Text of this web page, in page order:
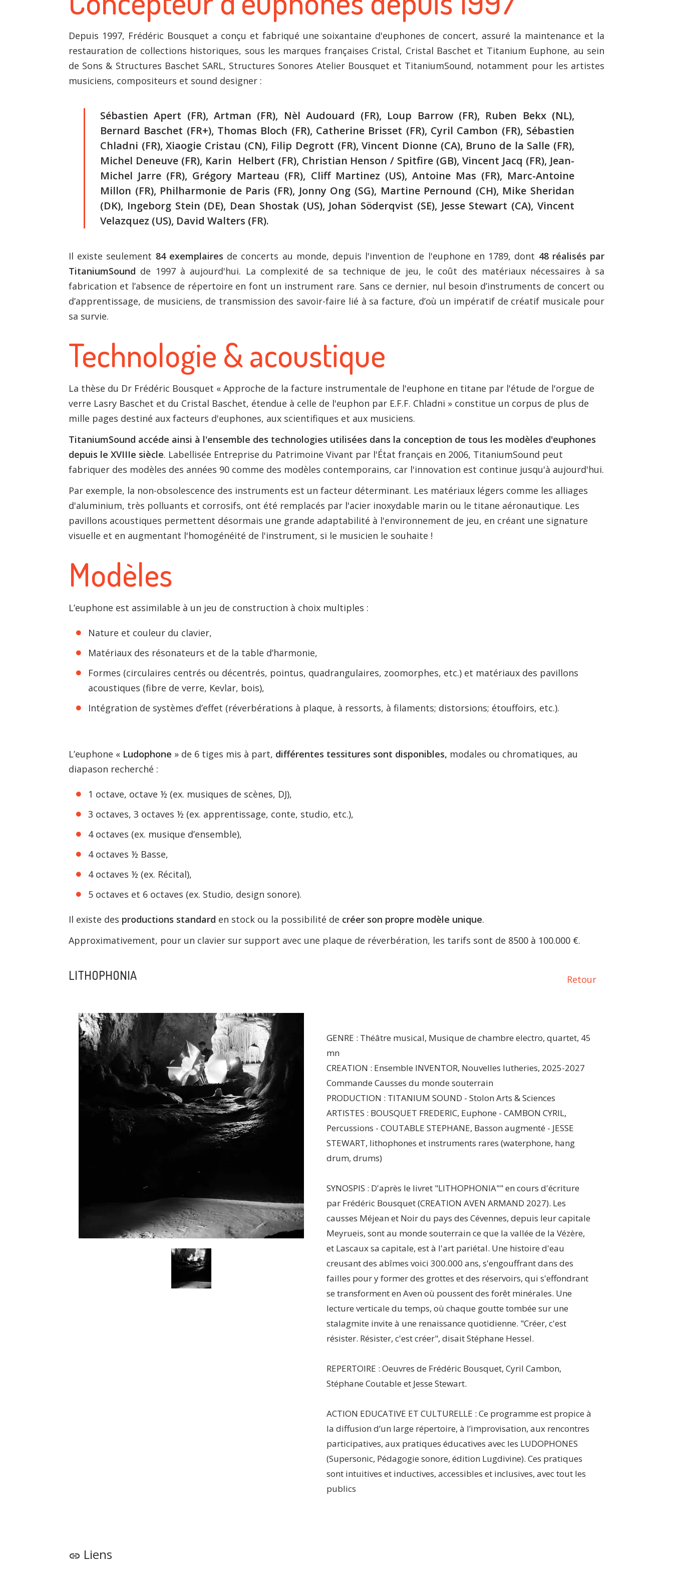
Depuis 1997, Frédéric Bousquet a conçu et fabriqué une soixantaine d'euphones de concert, assuré la maintenance et la
restauration de collections historiques, sous les marques françaises Cristal, Cristal Baschet et Titanium Euphone, au sein
de Sons & Structures Baschet SARL, Structures Sonores Atelier Bousquet et TitaniumSound, notamment pour les artistes
musiciens, compositeurs et sound designer :
Sébastien Apert (FR), Artman (FR), Nèl Audouard (FR), Loup Barrow (FR), Ruben Bekx (NL),
Bernard Baschet (FR+), Thomas Bloch (FR), Catherine Brisset (FR), Cyril Cambon (FR), Sébastien
Chladni (FR), Xiaogie Cristau (CN), Filip Degrott (FR), Vincent Dionne (CA), Bruno de la Salle (FR),
Michel Deneuve (FR), Karin Helbert (FR), Christian Henson / Spitfire (GB), Vincent Jacq (FR), Jean-
Michel Jarre (FR), Grégory Marteau (FR), Cliff Martinez (US), Antoine Mas (FR), Marc-Antoine
Millon (FR), Philharmonie de Paris (FR), Jonny Ong (SG), Martine Pernound (CH), Mike Sheridan
(DK), Ingeborg Stein (DE), Dean Shostak (US), Johan Söderqvist (SE), Jesse Stewart (CA), Vincent
Velazquez (US), David Walters (FR).
Il existe seulement 84 exemplaires de concerts au monde, depuis l'invention de l'euphone en 1789, dont 48 réalisés par
TitaniumSound de 1997 à aujourd'hui. La complexité de sa technique de jeu, le coût des matériaux nécessaires à sa
fabrication et l’absence de répertoire en font un instrument rare. Sans ce dernier, nul besoin d’instruments de concert ou
d’apprentissage, de musiciens, de transmission des savoir-faire lié à sa facture, d’où un impératif de créatif musicale pour
sa survie.
Technologie & acoustique
La thèse du Dr Frédéric Bousquet « Approche de la facture instrumentale de l'euphone en titane par l'étude de l'orgue de
verre Lasry Baschet et du Cristal Baschet, étendue à celle de l'euphon par E.F.F. Chladni » constitue un corpus de plus de
mille pages destiné aux facteurs d'euphones, aux scientifiques et aux musiciens.
TitaniumSound accéde ainsi à l'ensemble des technologies utilisées dans la conception de tous les modèles d'euphones
depuis le XVIIIe siècle. Labellisée Entreprise du Patrimoine Vivant par l'État français en 2006, TitaniumSound peut
fabriquer des modèles des années 90 comme des modèles contemporains, car l'innovation est continue jusqu'à aujourd'hui.
Par exemple, la non-obsolescence des instruments est un facteur déterminant. Les matériaux légers comme les alliages
d'aluminium, très polluants et corrosifs, ont été remplacés par l'acier inoxydable marin ou le titane aéronautique. Les
pavillons acoustiques permettent désormais une grande adaptabilité à l'environnement de jeu, en créant une signature
visuelle et en augmentant l'homogénéité de l'instrument, si le musicien le souhaite !
Modèles
L’euphone est assimilable à un jeu de construction à choix multiples :
Nature et couleur du clavier,
Matériaux des résonateurs et de la table d’harmonie,
Formes (circulaires centrés ou décentrés, pointus, quadrangulaires, zoomorphes, etc.) et matériaux des pavillons
acoustiques (fibre de verre, Kevlar, bois),
Intégration de systèmes d’effet (réverbérations à plaque, à ressorts, à filaments; distorsions; étouffoirs, etc.).
L’euphone « Ludophone » de 6 tiges mis à part, différentes tessitures sont disponibles, modales ou chromatiques, au
diapason recherché :
1 octave, octave ½ (ex. musiques de scènes, DJ),
3 octaves, 3 octaves ½ (ex. apprentissage, conte, studio, etc.),
4 octaves (ex. musique d’ensemble),
4 octaves ½ Basse,
4 octaves ½ (ex. Récital),
5 octaves et 6 octaves (ex. Studio, design sonore).
Il existe des productions standard en stock ou la possibilité de créer son propre modèle unique.
Approximativement, pour un clavier sur support avec une plaque de réverbération, les tarifs sont de 8500 à 100.000 €.
Retour
LITHOPHONIA
GENRE : Théâtre musical, Musique de chambre electro, quartet, 45
mn
CREATION : Ensemble INVENTOR, Nouvelles lutheries, 2025-2027
Commande Causses du monde souterrain
PRODUCTION : TITANIUM SOUND - Stolon Arts & Sciences
ARTISTES : BOUSQUET FREDERIC, Euphone - CAMBON CYRIL,
Percussions - COUTABLE STEPHANE, Basson augmenté - JESSE
STEWART, lithophones et instruments rares (waterphone, hang
drum, drums)
SYNOSPIS : D'après le livret "LITHOPHONIA"" en cours d'écriture
par Frédéric Bousquet (CREATION AVEN ARMAND 2027). Les
causses Méjean et Noir du pays des Cévennes, depuis leur capitale
Meyrueis, sont au monde souterrain ce que la vallée de la Vézère,
et Lascaux sa capitale, est à l'art pariétal. Une histoire d'eau
creusant des abîmes voici 300.000 ans, s'engouffrant dans des
failles pour y former des grottes et des réservoirs, qui s'effondrant
se transforment en Aven où poussent des forêt minérales. Une
lecture verticale du temps, où chaque goutte tombée sur une
stalagmite invite à une renaissance quotidienne. "Créer, c'est
résister. Résister, c'est créer", disait Stéphane Hessel.
REPERTOIRE : Oeuvres de Frédéric Bousquet, Cyril Cambon,
Stéphane Coutable et Jesse Stewart.
ACTION EDUCATIVE ET CULTURELLE : Ce programme est propice à
la diffusion d’un large répertoire, à l’improvisation, aux rencontres
participatives, aux pratiques éducatives avec les LUDOPHONES
(Supersonic, Pédagogie sonore, édition Lugdivine). Ces pratiques
sont intuitives et inductives, accessibles et inclusives, avec tout les
publics
link Liens